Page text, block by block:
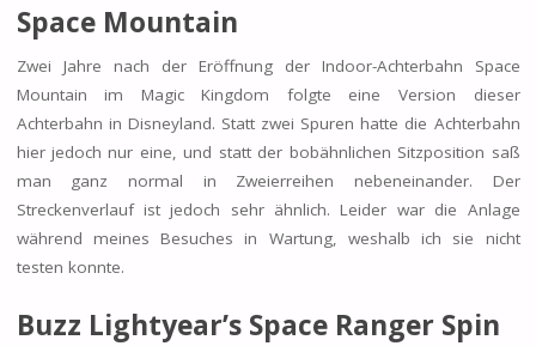
Space Mountain
Zwei Jahre nach der Eröffnung der Indoor-Achterbahn Space
Mountain im Magic Kingdom folgte eine Version dieser
Achterbahn in Disneyland. Statt zwei Spuren hatte die Achterbahn
hier jedoch nur eine, und statt der bobähnlichen Sitzposition saß
man ganz normal in Zweierreihen nebeneinander. Der
Streckenverlauf ist jedoch sehr ähnlich. Leider war die Anlage
während meines Besuches in Wartung, weshalb ich sie nicht
testen konnte.
Buzz Lightyear’s Space Ranger Spin